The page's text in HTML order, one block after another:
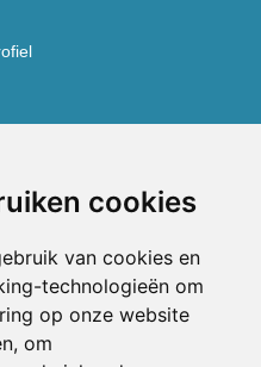
cookies
van cookies en
technologieën om
op onze website
om